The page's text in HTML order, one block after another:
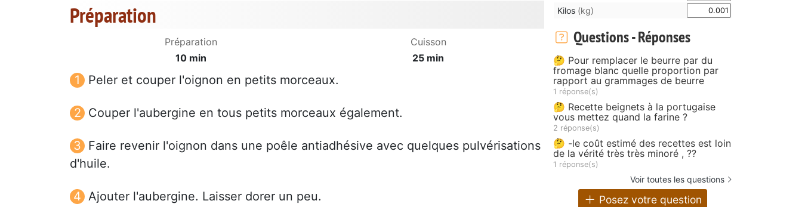
Préparation
Préparation
10 min
Cuisson
25 min
Peler et couper l'oignon en petits morceaux.
Couper l'aubergine en tous petits morceaux également.
Faire revenir l'oignon dans une poêle antiadhésive avec quelques pulvérisations
d'huile.
Ajouter l'aubergine. Laisser dorer un peu.
Kilos (kg)
Questions - Réponses
🤔 Pour remplacer le beurre par du
fromage blanc quelle proportion par
rapport au grammages de beurre
1 réponse(s)
🤔 Recette beignets à la portugaise
vous mettez quand la farine ?
2 réponse(s)
🤔 -le coût estimé des recettes est loin
de la vérité très très minoré , ??
1 réponse(s)
Voir toutes les questions
Posez votre question